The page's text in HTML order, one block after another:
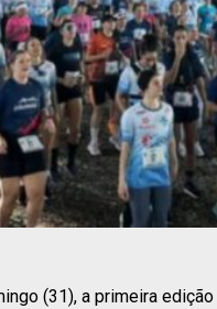
(31), a primeira